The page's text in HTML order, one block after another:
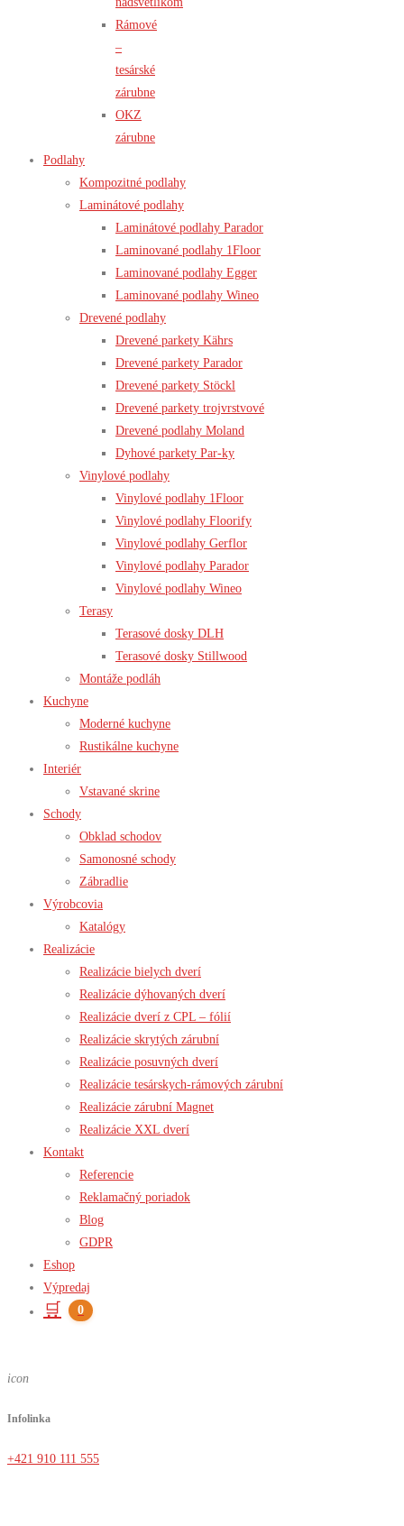
Rámové
–
tesárské
zárubne
OKZ
zárubne
Podlahy
Kompozitné podlahy
Laminátové podlahy
Laminátové podlahy Parador
Laminované podlahy 1Floor
Laminované podlahy Egger
Laminované podlahy Wineo
Drevené podlahy
Drevené parkety Kährs
Drevené parkety Parador
Drevené parkety Stöckl
Drevené parkety trojvrstvové
Drevené podlahy Moland
Dyhové parkety Par-ky
Vinylové podlahy
Vinylové podlahy 1Floor
Vinylové podlahy Floorify
Vinylové podlahy Gerflor
Vinylové podlahy Parador
Vinylové podlahy Wineo
Terasy
Terasové dosky DLH
Terasové dosky Stillwood
Montáže podláh
Kuchyne
Moderné kuchyne
Rustikálne kuchyne
Interiér
Vstavané skrine
Schody
Obklad schodov
Samonosné schody
Zábradlie
Výrobcovia
Katalógy
Realizácie
Realizácie bielych dverí
Realizácie dýhovaných dverí
Realizácie dverí z CPL – fólií
Realizácie skrytých zárubní
Realizácie posuvných dverí
Realizácie tesárskych-rámových zárubní
Realizácie zárubní Magnet
Realizácie XXL dverí
Kontakt
Referencie
Reklamačný poriadok
Blog
GDPR
Eshop
Výpredaj
🛒 0
icon
Infolinka
+421 910 111 555